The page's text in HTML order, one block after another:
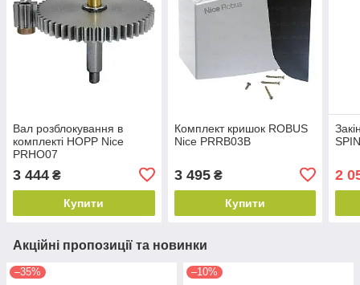
Вал розблокування в
комплекті HOPP Nice
PRHO07
3 444 ₴
Купити
Комплект кришок ROBUS
Nice PRRB03B
3 495₴
Купити
2
Акційні пропозиції та новинки
–35% –10%